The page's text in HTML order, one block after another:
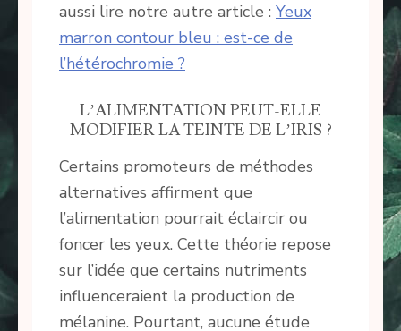
aussi lire notre autre article : Yeux
marron contour bleu : est-ce de
l’hétérochromie ?
L’ALIMENTATION PEUT-ELLE
MODIFIER LA TEINTE DE L’IRIS ?
Certains promoteurs de méthodes
alternatives affirment que
l’alimentation pourrait éclaircir ou
foncer les yeux. Cette théorie repose
sur l’idée que certains nutriments
influenceraient la production de
mélanine. Pourtant, aucune étude